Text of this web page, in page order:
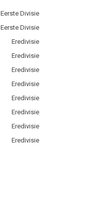
Eerste Divisie
Eerste Divisie
Eredivisie
Eredivisie
Eredivisie
Eredivisie
Eredivisie
Eredivisie
Eredivisie
Eredivisie